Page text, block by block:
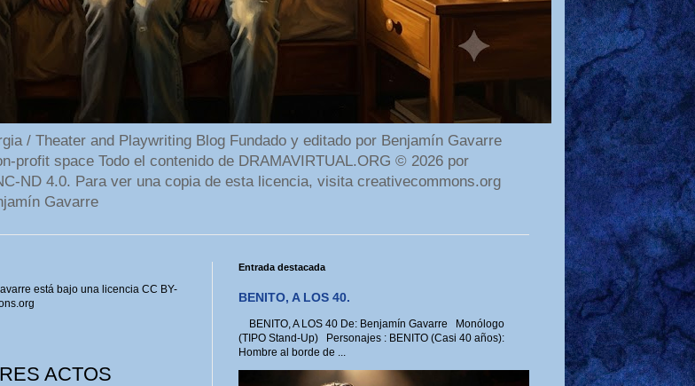
/ Theater and Playwriting Blog Fundado y editado por Benjamín Gavarre
profit space Todo el contenido de DRAMAVIRTUAL.ORG © 2026 por
ND 4.0. Para ver una copia de esta licencia, visita creativecommons.org
Gavarre
está bajo una licencia CC BY-
ACTOS
Entrada destacada
BENITO, A LOS 40.
BENITO, A LOS 40 De: Benjamín Gavarre Monólogo
(TIPO Stand-Up) Personajes : BENITO (Casi 40 años):
Hombre al borde de ...